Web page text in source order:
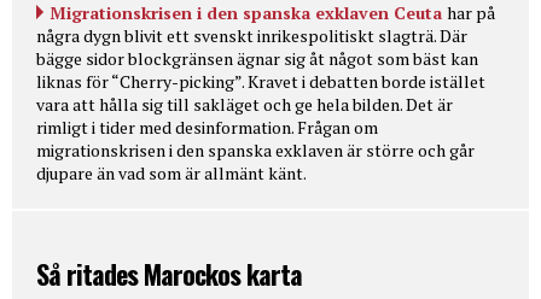
Migrationskrisen i den spanska exklaven Ceuta har på
några dygn blivit ett svenskt inrikespolitiskt slagträ. Där
bägge sidor blockgränsen ägnar sig åt något som bäst kan
liknas för “Cherry-picking”. Kravet i debatten borde istället
vara att hålla sig till sakläget och ge hela bilden. Det är
rimligt i tider med desinformation. Frågan om
migrationskrisen i den spanska exklaven är större och går
djupare än vad som är allmänt känt.
Så ritades Marockos karta